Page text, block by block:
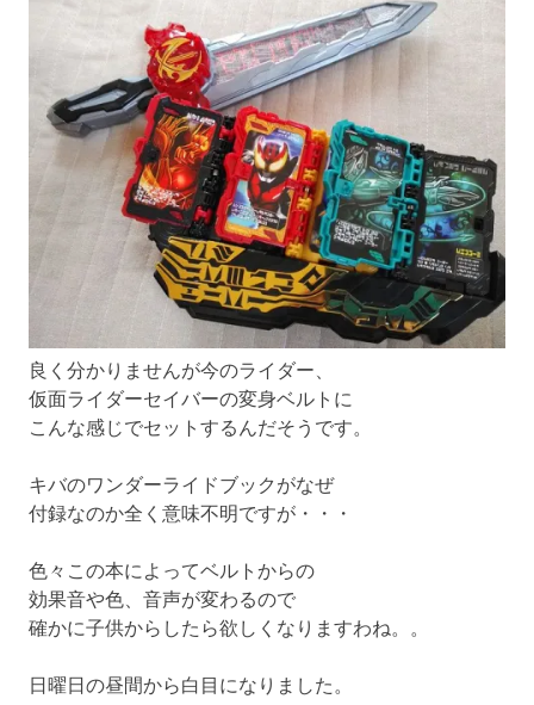
良く分かりませんが今のライダー、
仮面ライダーセイバーの変身ベルトに
こんな感じでセットするんだそうです。
キバのワンダーライドブックがなぜ
付録なのか全く意味不明ですが・・・
色々この本によってベルトからの
効果音や色、音声が変わるので
確かに子供からしたら欲しくなりますわね。。
日曜日の昼間から白目になりました。